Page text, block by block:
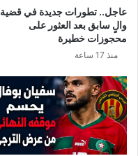
و
ق
ع
ت
ا
ل
ج
و
ي
د
م
ل
م
د
ن
ن
ي
عاجل.. تطورات جديدة في قضية
والٍ سابق بعد العثور على
محجوزات خطيرة
منذ 17 ساعة